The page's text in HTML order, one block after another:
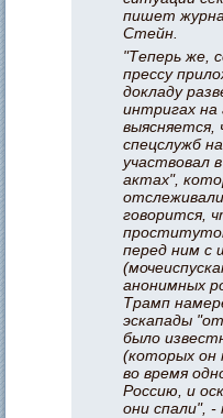
пишет
Стейн.
"Теперь же,
прессу
докладу
интригах на
выясняется,
спецслужб
участвовал
актах",
говорится,
перед ним с
анонимных
Трамп
эскапады
было
(которых он
во время
Россию, и
они спали", -